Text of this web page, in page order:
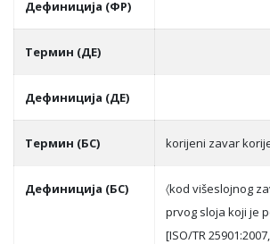
Дефиниција (ФР)
Термин (ДЕ)
Дефиниција (ДЕ)
Термин (БС) korijeni zavar
Дефиниција (БС)
〈kod višeslojnog
prvog sloja koji je
[ISO/TR